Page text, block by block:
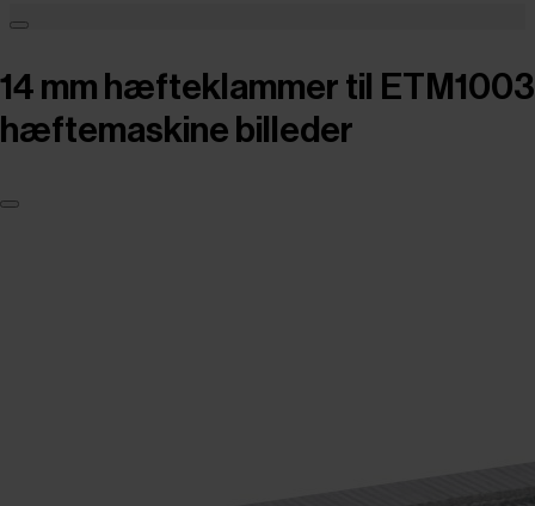
14 mm hæfteklammer til ETM1003
hæftemaskine billeder